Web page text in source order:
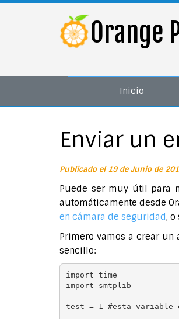
Orange
Inicio
Enviar un
Publicado el 19 de Junio de
Puede ser muy útil para
automáticamente desde
en cámara de seguridad, o
Primero vamos a crear
sencillo:
import time
import smtplib
test = 1 #esta variable